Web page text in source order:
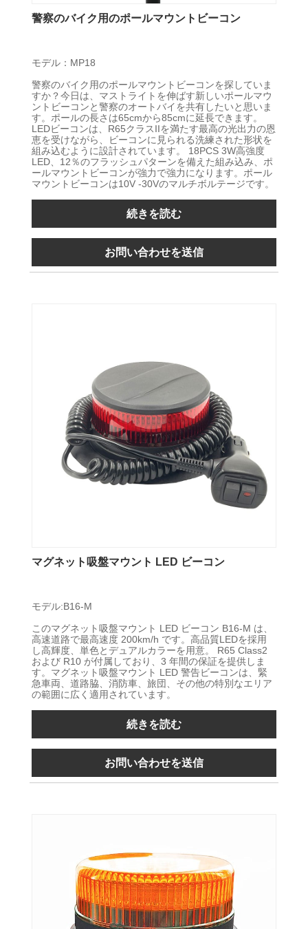
警察のバイク用のポールマウントビーコン
モデル：MP18
警察のバイク用のポールマウントビーコンを探していま
すか？今日は、マストライトを伸ばす新しいポールマウ
ントビーコンと警察のオートバイを共有したいと思いま
す。ポールの長さは65cmから85cmに延長できます。
LEDビーコンは、R65クラスIIを満たす最高の光出力の恩
恵を受けながら、ビーコンに見られる洗練された形状を
組み込むように設計されています。 18PCS 3W高強度
LED、12％のフラッシュパターンを備えた組み込み、ポ
ールマウントビーコンが強力で強力になります。ポール
マウントビーコンは10V -30Vのマルチボルテージです。
続きを読む
お問い合わせを送信
マグネット吸盤マウント LED ビーコン
モデル:B16-M
このマグネット吸盤マウント LED ビーコン B16-M は、
高速道路で最高速度 200km/h です。高品質LEDを採用
し高輝度、単色とデュアルカラーを用意。 R65 Class2
および R10 が付属しており、3 年間の保証を提供しま
す。マグネット吸盤マウント LED 警告ビーコンは、緊
急車両、道路脇、消防車、旅団、その他の特別なエリア
の範囲に広く適用されています。
続きを読む
お問い合わせを送信